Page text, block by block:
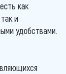
как
и
удобствами.